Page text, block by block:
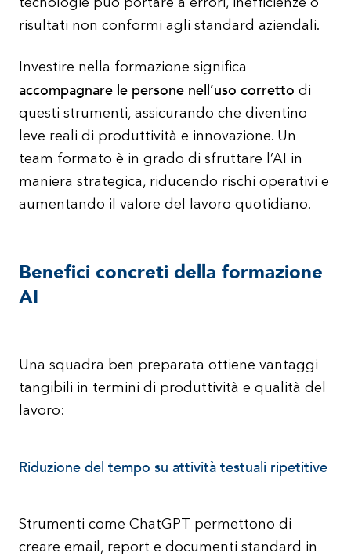
tecnologie può portare a errori, inefficienze o
risultati non conformi agli standard aziendali.
Investire nella formazione significa
accompagnare le persone nell’uso corretto di
questi strumenti, assicurando che diventino
leve reali di produttività e innovazione. Un
team formato è in grado di sfruttare l’AI in
maniera strategica, riducendo rischi operativi e
aumentando il valore del lavoro quotidiano.
Benefici concreti della formazione
AI
Una squadra ben preparata ottiene vantaggi
tangibili in termini di produttività e qualità del
lavoro:
Riduzione del tempo su attività testuali ripetitive
Strumenti come ChatGPT permettono di
creare email, report e documenti standard in